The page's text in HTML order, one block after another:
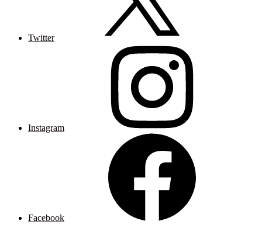
Twitter
Instagram
Facebook